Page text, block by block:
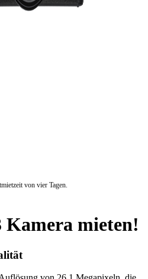
von vier Tagen.
mieten!